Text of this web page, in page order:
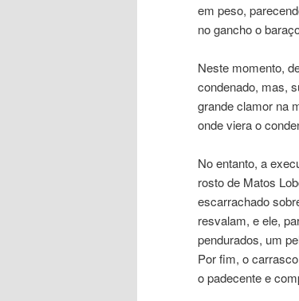
em peso,
no gancho o
Neste momento,
condenado, mas,
grande clamor na
onde viera o
No entanto, a
rosto de Matos
escarrachado
resvalam, e ele,
pendurados, um
Por fim, o
o padecente e